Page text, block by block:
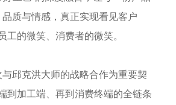
质与情感，真正实现看见客户
工的微笑、消费者的微笑。
邱克洪大师的战略合作为重要契
到加工端、再到消费终端的全链条